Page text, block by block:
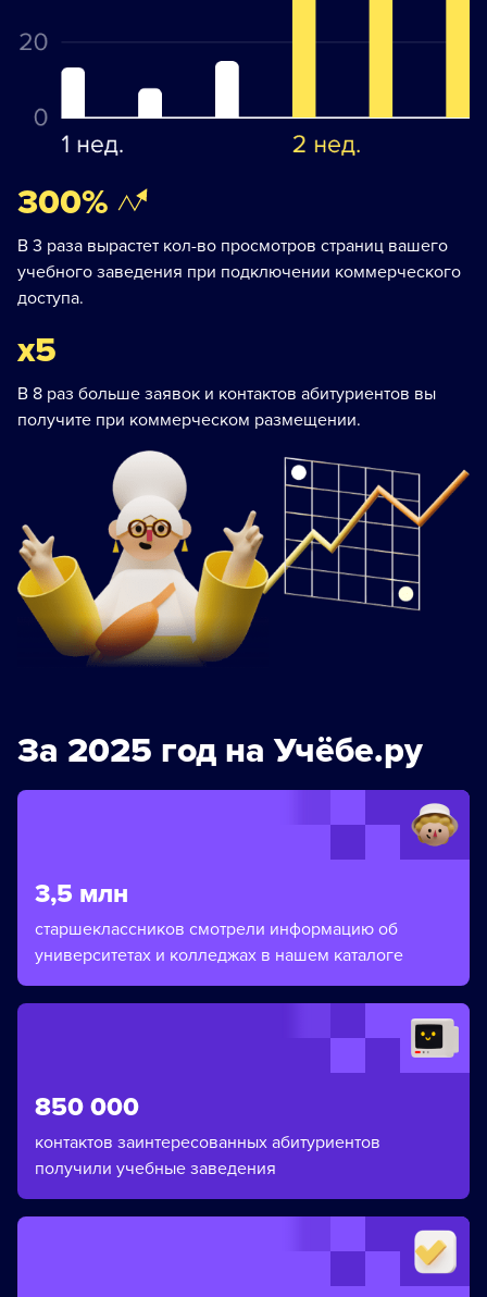
300%
В 3 раза вырастет кол-во просмотров страниц вашего
учебного заведения при подключении коммерческого
доступа.
х5
В 8 раз больше заявок и контактов абитуриентов вы
получите при коммерческом размещении.
За 2025 год на Учёбе.ру
3,5 млн
старшеклассников смотрели информацию об
университетах и колледжах в нашем каталоге
850 000
контактов заинтересованных абитуриентов
получили учебные заведения